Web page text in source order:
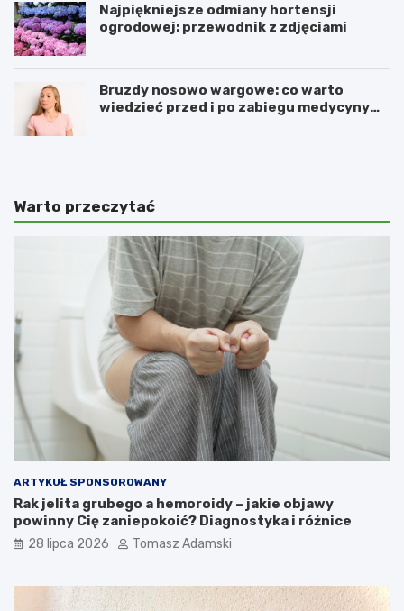
Najpiękniejsze odmiany hortensji
ogrodowej: przewodnik z zdjęciami
Bruzdy nosowo wargowe: co warto
wiedzieć przed i po zabiegu medycyny
Warto przeczytać
ARTYKUŁ SPONSOROWANY
Rak jelita grubego a hemoroidy – jakie objawy
powinny Cię zaniepokoić? Diagnostyka i różnice
28 lipca 2026 Tomasz Adamski